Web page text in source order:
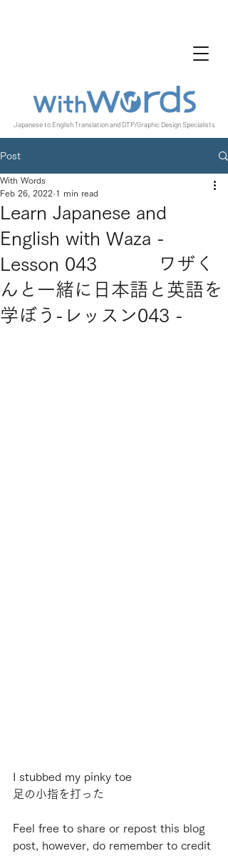
Japanese to English Translation and DTP/Graphic Design Specialists
Post
Learn Japanese and
English with Waza -
Lesson 043 ワザく
んと一緒に日本語と英語を
学ぼう-レッスン043 -
With Words
Feb 26, 2022 1 min read
I stubbed my pinky toe
足の小指を打った
Feel free to share or repost this blog
post, however, do remember to credit